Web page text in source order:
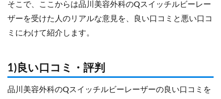
そこで、ここからは品川美容外科のQスイッチルビーレー
ザーを受けた人のリアルな意見を、良い口コミと悪い口コ
ミにわけて紹介します。
1)良い口コミ・評判
品川美容外科のQスイッチルビーレーザーの良い口コミを